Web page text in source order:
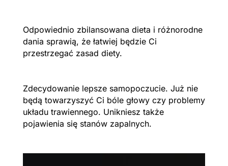
Odpowiednio zbilansowana dieta i różnorodne
dania sprawią, że łatwiej będzie Ci
przestrzegać zasad diety.
Zdecydowanie lepsze samopoczucie. Już nie
będą towarzyszyć Ci bóle głowy czy problemy
układu trawiennego. Unikniesz także
pojawienia się stanów zapalnych.